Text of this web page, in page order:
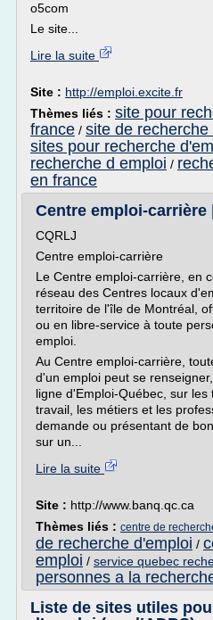
o5com
Le site...
Lire la suite
Site : http://emploi.excite.fr
Thèmes liés : site pour
france / site de
sites pour recherche
recherche d emploi /
en france
Centre emploi-carrière
CQRLJ
Centre emploi-carrière
Le Centre emploi-carrière, en
réseau des Centres locaux
territoire de l'île de Montréal,
ou en libre-service à toute
emploi.
Au Centre emploi-carrière,
d'un emploi peut se
ligne d'Emploi-Québec, sur
travail, les métiers et les
demande ou présentant de
sur un...
Lire la suite
Site : http://www.banq.qc.ca
Thèmes liés : centre de
de recherche d'emploi /
emploi / service quebec
personnes a la
Liste de sites utiles